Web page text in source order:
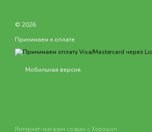
© 2026
Принимаем к оплате
Мобильная версия
Интернет-магазин создан с Хорошоп